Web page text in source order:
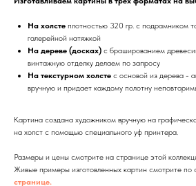
На холсте плотностью 320 гр. с подрамником
галерейной натяжкой
На дереве (досках) с брашированием
винтажную отделку делаем по запросу
На текстурном холсте с основой из дерева -
вручную и придает каждому полотну
Картина создана художником вручную на
на холст с помощью специального уф принтера.
Размеры и цены смотрите на странице этой
Живые примеры изготовленных картин смотрите по
странице.